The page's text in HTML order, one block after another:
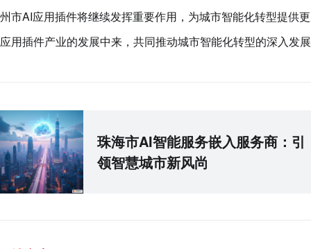
州市AI应用插件将继续发挥重要作用，为城市智能化转型提供
应用插件产业的发展中来，共同推动城市智能化转型的深入发
珠海市AI智能服务嵌入服务商：引
领智慧城市新风尚